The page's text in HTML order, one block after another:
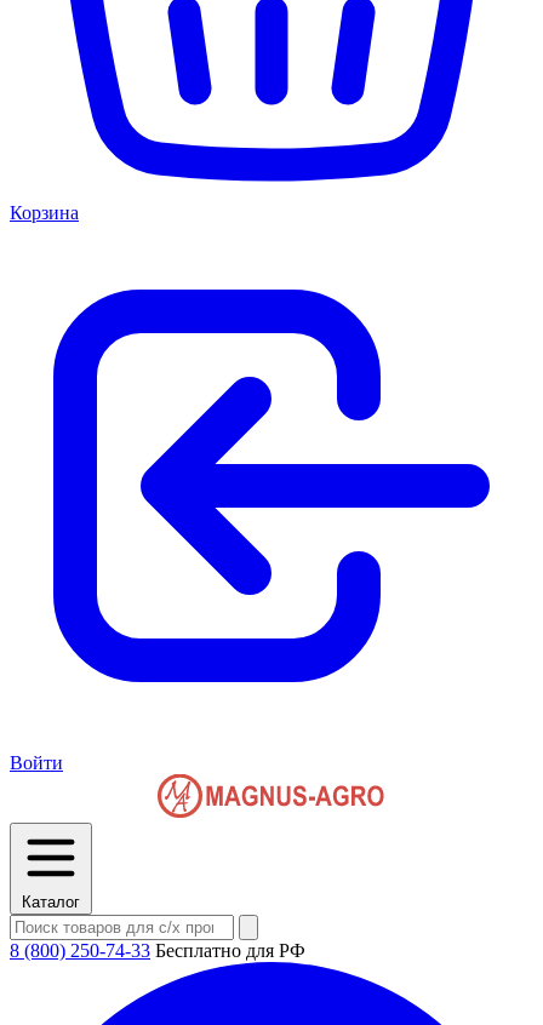
Корзина
Войти
Каталог
8 (800) 250-74-33 Бесплатно для РФ